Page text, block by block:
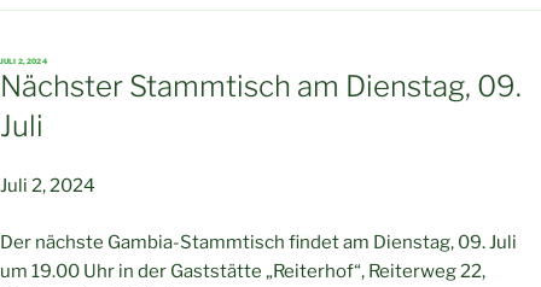
VERÖFFENTLICHT
JULI 2, 2024
Nächster Stammtisch am Dienstag, 09.
Juli
Juli 2, 2024
Der nächste Gambia-Stammtisch findet am Dienstag, 09. Juli
um 19.00 Uhr in der Gaststätte „Reiterhof“, Reiterweg 22,